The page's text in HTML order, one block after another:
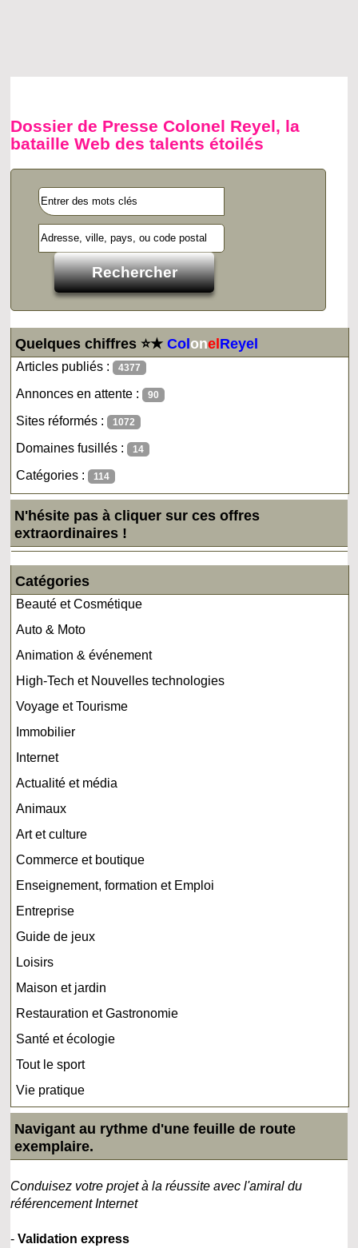
Dossier de Presse Colonel Reyel, la
bataille Web des talents étoilés
Quelques chiffres ⭐★ColonelReyel
Articles publiés : 4377
Annonces en attente : 90
Sites réformés : 1072
Domaines fusillés : 14
Catégories : 114
N'hésite pas à cliquer sur ces offres
extraordinaires !
Catégories
Beauté et Cosmétique
Auto & Moto
Animation & événement
High-Tech et Nouvelles technologies
Voyage et Tourisme
Immobilier
Internet
Actualité et média
Animaux
Art et culture
Commerce et boutique
Enseignement, formation et Emploi
Entreprise
Guide de jeux
Loisirs
Maison et jardin
Restauration et Gastronomie
Santé et écologie
Tout le sport
Vie pratique
Navigant au rythme d'une feuille de route
exemplaire.
Conduisez votre projet à la réussite avec l'amiral du
référencement Internet
-Validation express